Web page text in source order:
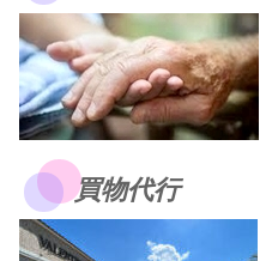
買物代行